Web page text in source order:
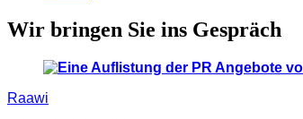
Wir bringen Sie ins Gespräch
Raawi